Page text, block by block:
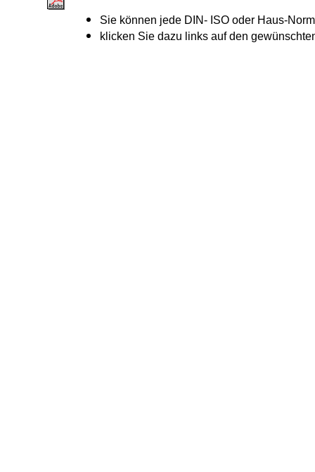
Sie können jede DIN- ISO oder Haus-
klicken Sie dazu links auf den